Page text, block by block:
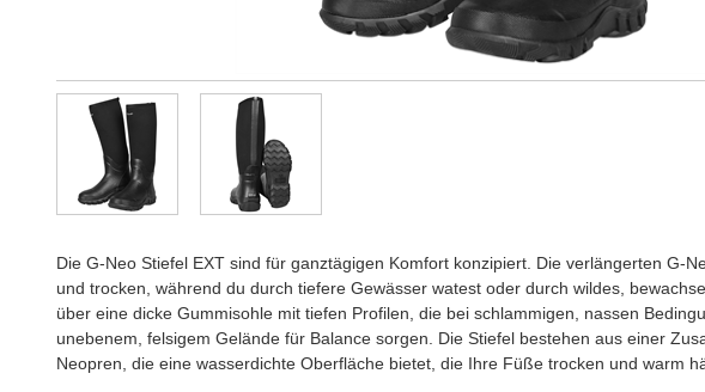
Die G-Neo Stiefel EXT sind für ganztägigen Komfort konzipiert. Die verlängerten G-
und trocken, während du durch tiefere Gewässer watest oder durch wildes,
über eine dicke Gummisohle mit tiefen Profilen, die bei schlammigen, nassen
unebenem, felsigem Gelände für Balance sorgen. Die Stiefel bestehen aus einer
Neopren, die eine wasserdichte Oberfläche bietet, die Ihre Füße trocken und warm